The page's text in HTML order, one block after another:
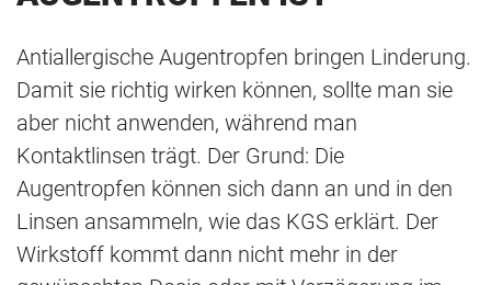
Antiallergische Augentropfen bringen Linderung.
Damit sie richtig wirken können, sollte man sie
aber nicht anwenden, während man
Kontaktlinsen trägt. Der Grund: Die
Augentropfen können sich dann an und in den
Linsen ansammeln, wie das KGS erklärt. Der
Wirkstoff kommt dann nicht mehr in der